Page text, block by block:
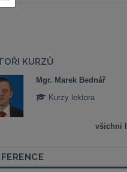
KURZŮ
Mgr. Marek Bednář
Kurzy lektora
všichni